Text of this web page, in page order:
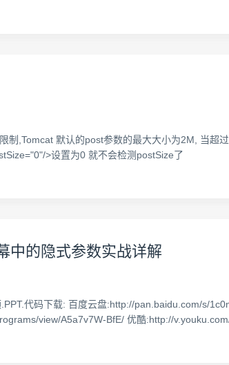
,Tomcat 默认的post参数的最大大小为2M, 当超
>设置为0 就不会检测postSize了
中的隐式参数实战详解
代码下载: 百度云盘:http://pan.baidu.com/s/
view/A5a7v7W-BfE/ 优酷:http://